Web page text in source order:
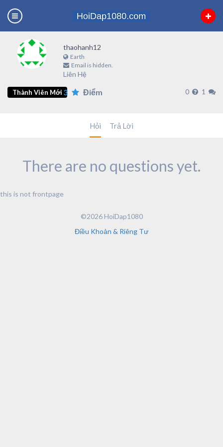
thaohanh12
Earth
Email is hidden.
Liên Hệ
Thành Viên Mới 3 Điểm 0 1
Hỏi Trả Lời
There are no questions yet.
this is not frontpage
©2026 HoiDap1080
Điều Khoản & Riêng Tư